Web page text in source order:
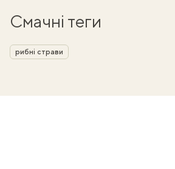
Смачні теги
рибні страви